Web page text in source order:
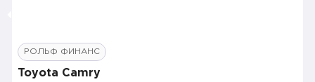
РОЛЬФ ФИНАНС
Toyota Camry